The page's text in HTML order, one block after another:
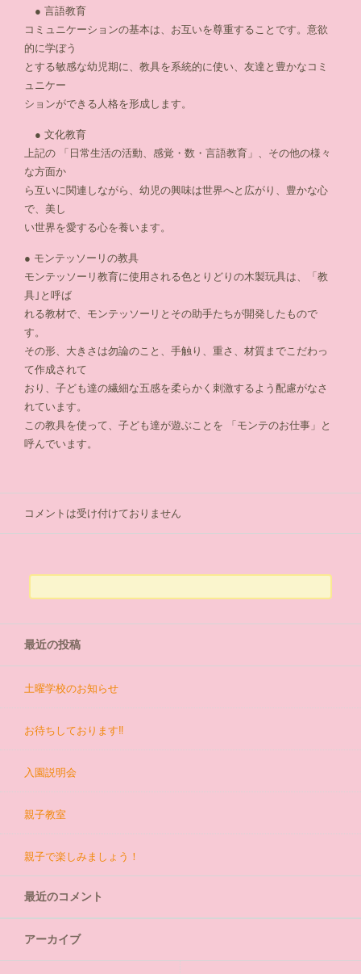
● 言語教育
コミュニケーションの基本は、お互いを尊重することです。意欲
的に学ぼう
とする敏感な幼児期に、教具を系統的に使い、友達と豊かなコミ
ュニケー
ションができる人格を形成します。
● 文化教育
上記の 「日常生活の活動、感覚・数・言語教育」、その他の様々
な方面か
ら互いに関連しながら、幼児の興味は世界へと広がり、豊かな心
で、美し
い世界を愛する心を養います。
● モンテッソーリの教具
モンテッソーリ教育に使用される色とりどりの木製玩具は、「教
具｣と呼ば
れる教材で、モンテッソーリとその助手たちが開発したもので
す。
その形、大きさは勿論のこと、手触り、重さ、材質までこだわっ
て作成されて
おり、子ども達の繊細な五感を柔らかく刺激するよう配慮がなさ
れています。
この教具を使って、子ども達が遊ぶことを 「モンテのお仕事」と
呼んでいます。
コメントは受け付けておりません
最近の投稿
土曜学校のお知らせ
お待ちしております‼
入園説明会
親子教室
親子で楽しみましょう！
最近のコメント
アーカイブ